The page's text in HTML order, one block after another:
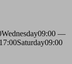
Wednesday09:00 —
Saturday09:00